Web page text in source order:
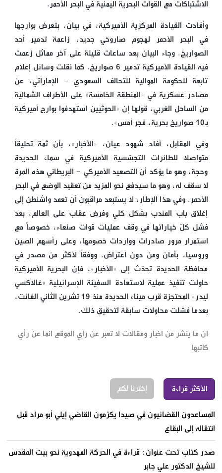
الاشتباكات مع القوات البحرية اليمنية في البحر الأحمر.
وأفادت القيادة المركزية الأميركية، في بيان، بتعرض بوارجها
في البحر الأحمر لهجوم صاروخي جديد، زاعمة تدمير أحد
الصواريخ. وجاء البيان بعد ساعات قليلة على آخر مماثل زعمت
فيه القيادة الأميركية تدمير 6 صواريخ. كما نقلت وسائل إعلام
تابعة للحكومة الموالية للتحالف السعودي - الإماراتي، عن
مصادر عسكرية في «المنطقة الخامسة» على الأطراف الشمالية
من الساحل الغربي، قولها إن «الحوثيين استهدفوا بوارج أميركية
بـ10 صواريخ بحرية، فجر أمس».
وفي المقابل، أفاد شهود عيان، «الأخبار»، بأن ثمة تحليقاً
متواصلاً للطائرات التجسّسية الأميركية في سماء الحديدة
وحجة، وهو ما يؤكد أن التصعيد الأميركي - البريطاني هذه المرة
لا سقف له، وهو ما سيدفع نحو المزيد من تعقيد الوضع في البحر
الأحمر. وفي هذا الإطار، لا يستبعد مراقبون أن تعمد واشنطن إلى
إغلاق باب المندب بشكل كلي وفرض عقاب على العالم، بعد
فشل كلّ خياراتها في وقف عمليات قوات صنعاء، خصوصاً مع
استمرار مرور صادرات وواردات خصومها، وعلى رأسهم الصين
وروسيا، بأمان ومن دون اعتراض. ووفقاً لأكثر من مصدر في
محافظة الحديدة تحدّث إلى «الأخبار»، فإن البحرية الأميركية
حاولت تنفيذ عملية لاستعادة السفينة الإسرائيلية «غالاكسي
ليدر» المحتجزة قرب ميناء الحديدة منذ 19 تشرين الثاني الفائت،
بعدما فشلت محاولات سابقة لتحقيق ذلك.
ان ما ينشر من اخبار ومقالات لا تعبر عن راي الموقع انما عن رأي
كاتبها
الأكثر قراءة إخترنا لكم
المساعدون القضائيون في صيدا يكرّمون القاضي إيلي أبو مراد قبل
انتقاله إلى البقاع
صدر كتاب تحت عنوان: قراءة في الحركة المهدوية نحو بيت المقدس
للشيخ الدكتور علي جابر